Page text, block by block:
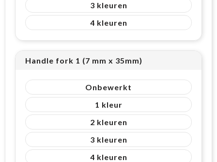
3
4
Handle fork 1 (7 mm x 35mm)
Onbewerkt
1
2
3
4